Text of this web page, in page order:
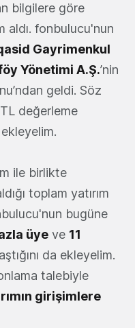
bilgilere göre
aldı. fonbulucu'nun
Gayrimenkul
Yönetimi A.Ş.’nin
geldi. Söz
değerleme
ile birlikte
toplam yatırım
bugüne
üye ve 11
da ekleyelim.
talebiyle
girişimlere